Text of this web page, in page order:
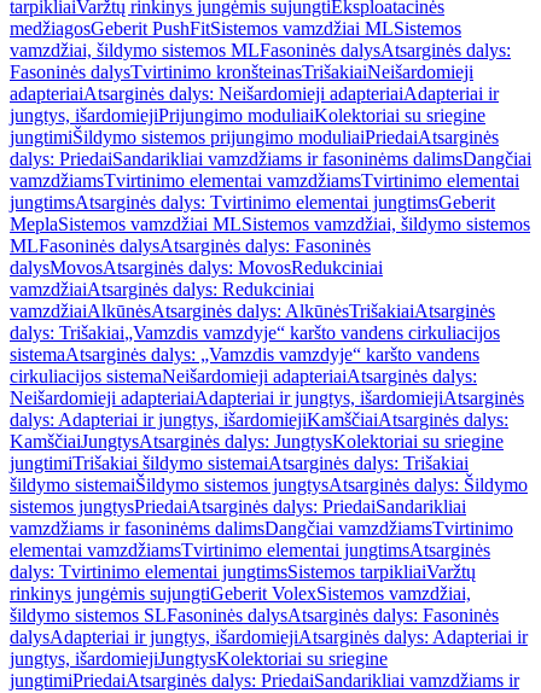
tarpikliaiVaržtų rinkinys jungėmis sujungtiEksploatacinės
medžiagosGeberit PushFitSistemos vamzdžiai MLSistemos
vamzdžiai, šildymo sistemos MLFasoninės dalysAtsarginės dalys:
Fasoninės dalysTvirtinimo kronšteinasTrišakiaiNeišardomieji
adapteriaiAtsarginės dalys: Neišardomieji adapteriaiAdapteriai ir
jungtys, išardomiejiPrijungimo moduliaiKolektoriai su sriegine
jungtimiŠildymo sistemos prijungimo moduliaiPriedaiAtsarginės
dalys: PriedaiSandarikliai vamzdžiams ir fasoninėms dalimsDangčiai
vamzdžiamsTvirtinimo elementai vamzdžiamsTvirtinimo elementai
jungtimsAtsarginės dalys: Tvirtinimo elementai jungtimsGeberit
MeplaSistemos vamzdžiai MLSistemos vamzdžiai, šildymo sistemos
MLFasoninės dalysAtsarginės dalys: Fasoninės
dalysMovosAtsarginės dalys: MovosRedukciniai
vamzdžiaiAtsarginės dalys: Redukciniai
vamzdžiaiAlkūnėsAtsarginės dalys: AlkūnėsTrišakiaiAtsarginės
dalys: Trišakiai„Vamzdis vamzdyje“ karšto vandens cirkuliacijos
sistemaAtsarginės dalys: „Vamzdis vamzdyje“ karšto vandens
cirkuliacijos sistemaNeišardomieji adapteriaiAtsarginės dalys:
Neišardomieji adapteriaiAdapteriai ir jungtys, išardomiejiAtsarginės
dalys: Adapteriai ir jungtys, išardomiejiKamščiaiAtsarginės dalys:
KamščiaiJungtysAtsarginės dalys: JungtysKolektoriai su sriegine
jungtimiTrišakiai šildymo sistemaiAtsarginės dalys: Trišakiai
šildymo sistemaiŠildymo sistemos jungtysAtsarginės dalys: Šildymo
sistemos jungtysPriedaiAtsarginės dalys: PriedaiSandarikliai
vamzdžiams ir fasoninėms dalimsDangčiai vamzdžiamsTvirtinimo
elementai vamzdžiamsTvirtinimo elementai jungtimsAtsarginės
dalys: Tvirtinimo elementai jungtimsSistemos tarpikliaiVaržtų
rinkinys jungėmis sujungtiGeberit VolexSistemos vamzdžiai,
šildymo sistemos SLFasoninės dalysAtsarginės dalys: Fasoninės
dalysAdapteriai ir jungtys, išardomiejiAtsarginės dalys: Adapteriai ir
jungtys, išardomiejiJungtysKolektoriai su sriegine
jungtimiPriedaiAtsarginės dalys: PriedaiSandarikliai vamzdžiams ir